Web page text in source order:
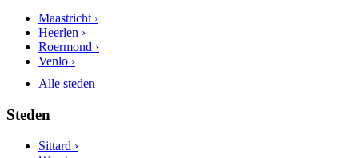
Maastricht ›
Heerlen ›
Roermond ›
Venlo ›
Alle steden
Steden
Sittard ›